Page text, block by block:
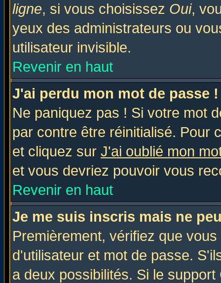
ligne, si vous choisissez Oui,
yeux des administrateurs ou
utilisateur invisible.
Revenir en haut
J'ai perdu mon mot de passe !
Ne paniquez pas ! Si votre mot
par contre être réinitialisé. Pour
et cliquez sur J'ai oublié mon
et vous devriez pouvoir vous
Revenir en haut
Je me suis inscris mais ne
Premièrement, vérifiez que
d'utilisateur et mot de passe.
a deux possibilités. Si le